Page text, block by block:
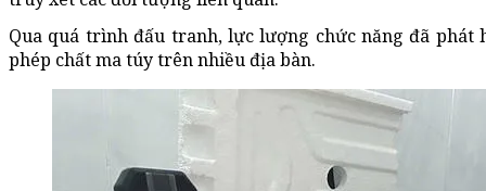
Qua quá trình đấu tranh, lực lượng chức năng đã
phép chất ma túy trên nhiều địa bàn.